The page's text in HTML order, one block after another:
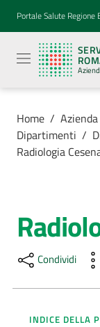
Vai al contenuto
Vai alla navigazione
Vai al footer
Portale Salute Regione
Sanitario
Regionale
Emilia-
Romagna
Azienda
Sanitaria
Locale della
Romagna
Servizi
Luoghi
di
Home / Azienda
Dipartimenti /
Radiologia
Salta al contenuto
Condividi
INDICE DELLA